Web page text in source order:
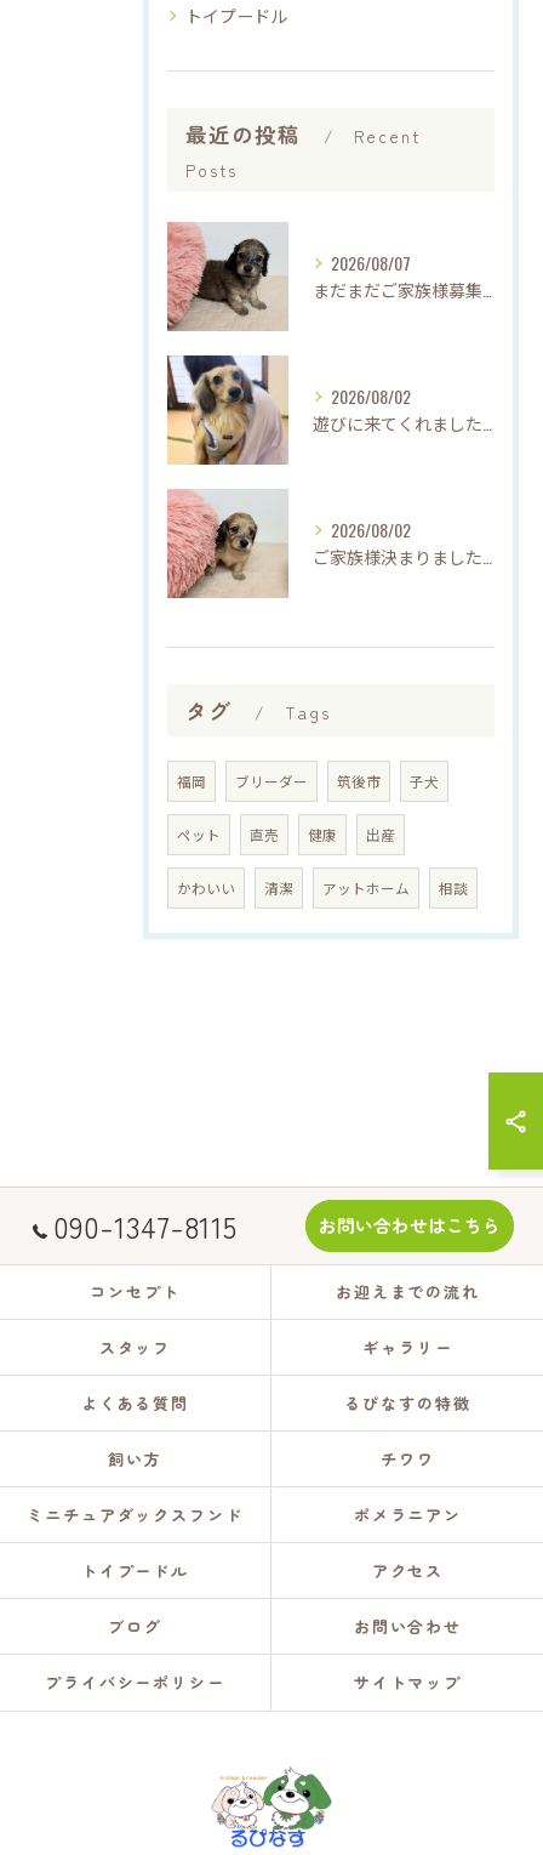
トイプードル
最近の投稿
Recent
Posts
2026/08/07
2026/08/02
2026/08/02
タグ Tags
福岡 ブリーダー 筑後市 子犬
ペット 直売 健康 出産
かわいい 清潔 アットホーム 相談
090-1347-8115 お問い合わせはこちら
コンセプト お迎えまでの流れ
スタッフ ギャラリー
よくある質問 るぴなすの特徴
飼い方 チワワ
ミニチュアダックスフンド ポメラニアン
トイプードル アクセス
ブログ お問い合わせ
プライバシーポリシー サイトマップ